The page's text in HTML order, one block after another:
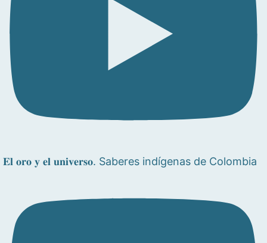
𝐄𝐥 𝐨𝐫𝐨 𝐲 𝐞𝐥 𝐮𝐧𝐢𝐯𝐞𝐫𝐬𝐨. Saberes indígenas de Colombia